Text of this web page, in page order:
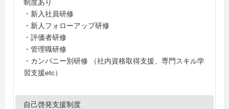
制度あり
・新入社員研修
・新人フォローアップ研修
・評価者研修
・管理職研修
・カンパニー別研修 （社内資格取得支援、専門スキル学
習支援etc）
自己啓発支援制度